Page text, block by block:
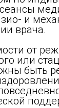
и
врача.
от
или
быть